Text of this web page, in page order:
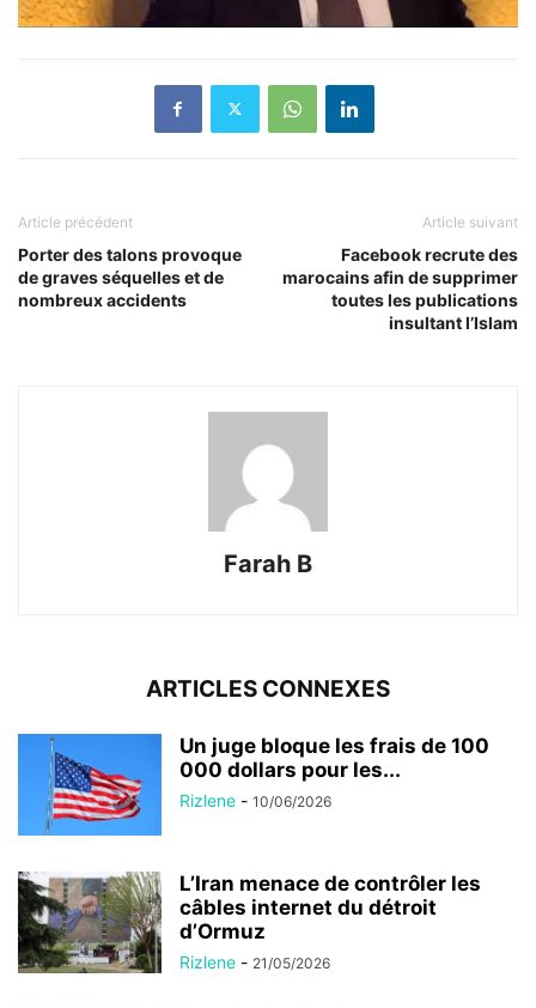
Article précédent
Porter des talons provoque
de graves séquelles et de
nombreux accidents
Article suivant
Facebook recrute des
marocains afin de supprimer
toutes les publications
insultant l’Islam
Farah B
ARTICLES CONNEXES
Un juge bloque les frais de 100
000 dollars pour les...
Rizlene - 10/06/2026
L’Iran menace de contrôler les
câbles internet du détroit
d’Ormuz
Rizlene - 21/05/2026